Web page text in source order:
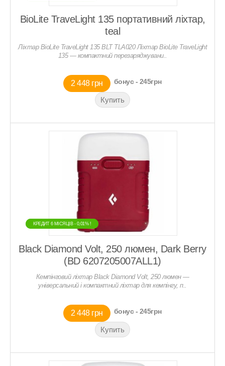
BioLite TraveLight 135 портативний ліхтар,
teal
Ліхтар BioLite TraveLight 135 BLT TLA020 Ліхтар BioLite TraveLight
135 — компактний перезаряджувани..
2 448 грн бонус - 245грн
КРЕДИТ 6 МIСЯЦIВ - 0,01% !
КРЕДИТ 6 МIСЯЦIВ - 0,01% !
Black Diamond Volt, 250 люмен, Dark Berry
(BD 6207205007ALL1)
Кемпінговий ліхтар Black Diamond Volt, 250 люмен —
універсальний і компактний ліхтар для кемпінгу, п..
2 448 грн бонус - 245грн